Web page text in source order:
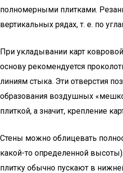
полномерными плитками.
вертикальных рядах, т. е. по
При укладывании карт
основу рекомендуется
линиям стыка. Эти отверстия
образования воздушных
плиткой, а значит, крепление
Стены можно облицевать
какой-то определенной
плитку обычно пускают в